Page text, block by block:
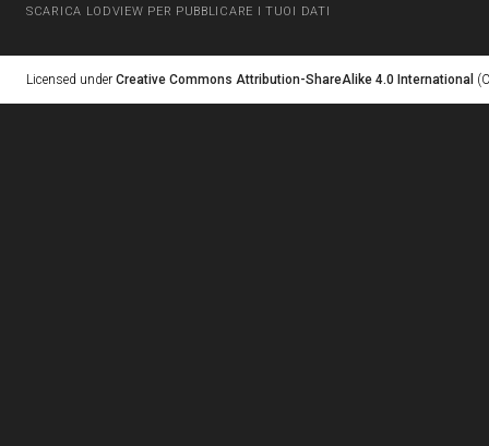
SCARICA LODVIEW PER PUBBLICARE I TUOI DATI
Licensed under Creative Commons Attribution-ShareAlike 4.0 International